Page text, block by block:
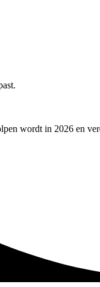
wordt in 2026 en